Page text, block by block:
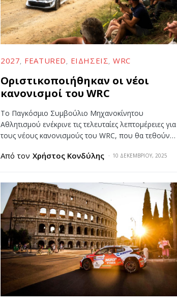
2027 FEATURED ΕΙΔΉΣΕΙΣ WRC
Οριστικοποιήθηκαν οι νέοι
κανονισμοί του WRC
Το Παγκόσμιο Συμβούλιο Μηχανοκίνητου
Αθλητισμού ενέκρινε τις τελευταίες λεπτομέρειες για
τους νέους κανονισμούς του WRC, που θα τεθούν…
Από τον Χρήστος Κονδύλης 10 ΔΕΚΕΜΒΡΊΟΥ, 2025